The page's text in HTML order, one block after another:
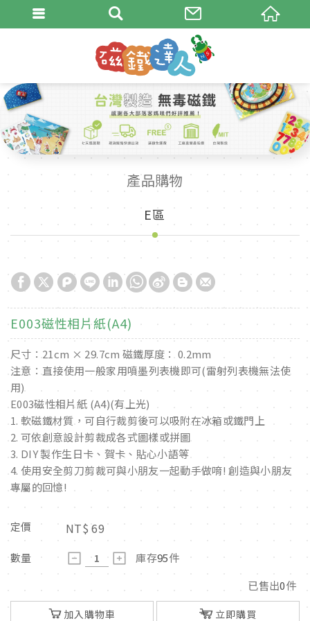
產品購物
E區
E003磁性相片紙(A4)
尺寸：21cm × 29.7cm 磁鐵厚度： 0.2mm
注意：直接使用一般家用噴墨列表機即可(雷射列表機無法使
用)
E003磁性相片紙 (A4)(有上光)
1. 軟磁鐵材質，可自行裁剪後可以吸附在冰箱或鐵門上
2. 可依創意設計剪裁成各式圖樣或拼圖
3. DIY 製作生日卡、賀卡、貼心小語等
4. 使用安全剪刀剪裁可與小朋友一起動手做唷! 創造與小朋友
專屬的回憶!
定價 NT$ 69
數量 庫存95件
已售出0件
加入購物車 立即購買